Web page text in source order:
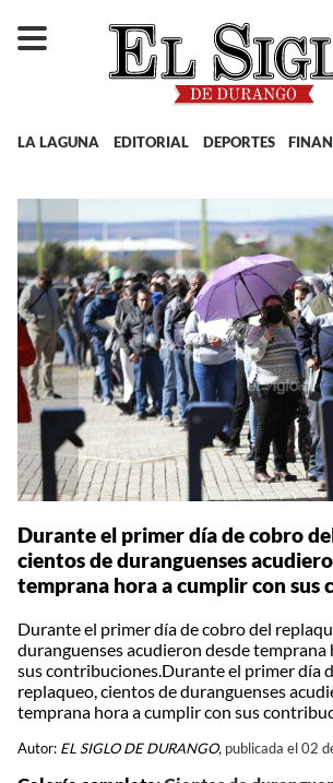
LA LAGUNA EDITORIAL DEPORTES
Durante el primer día de cobro
cientos de duranguenses
temprana hora a cumplir con sus
Durante el primer día de cobro del
duranguenses acudieron desde temprana
sus contribuciones.Durante el primer día
replaqueo, cientos de duranguenses
temprana hora a cumplir con sus
Autor: EL SIGLO DE DURANGO, publicada el 02